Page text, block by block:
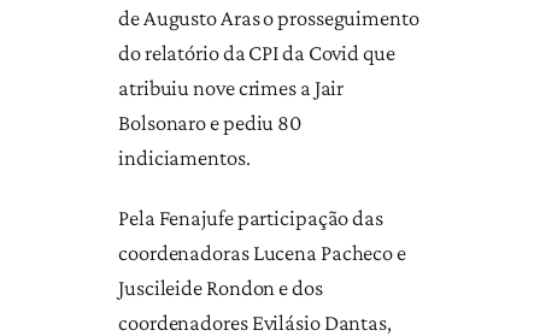
de Augusto Aras o prosseguimento
do relatório da CPI da Covid que
atribuiu nove crimes a Jair
Bolsonaro e pediu 80
indiciamentos.
Pela Fenajufe participação das
coordenadoras Lucena Pacheco e
Juscileide Rondon e dos
coordenadores Evilásio Dantas,